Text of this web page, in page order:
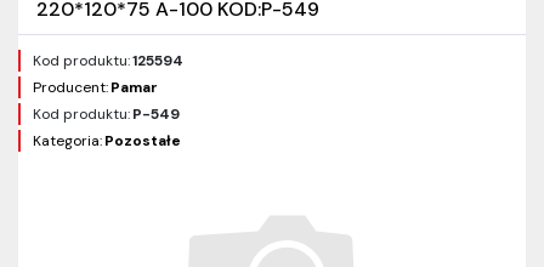
220*120*75 A-100 KOD:P-549
Kod produktu:125594
Producent:Pamar
Kod produktu:P-549
Kategoria:Pozostałe